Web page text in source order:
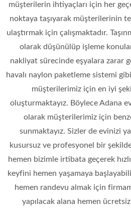
müşterilerin ihtiyaçları için her
noktaya taşıyarak müşterilerinin
ulaştırmak için çalışmaktadır.
olarak düşünülüp işleme
nakliyat sürecinde eşyalara zarar
havalı naylon paketleme sistemi
müşterilerimiz için en iyi
oluşturmaktayız. Böylece Adana
olarak müşterilerimiz için
sunmaktayız. Sizler de evinizi ya
kusursuz ve profesyonel bir şekilde
hemen bizimle irtibata geçerek
keyfini hemen yaşamaya
hemen randevu almak için
yapılacak alana hemen